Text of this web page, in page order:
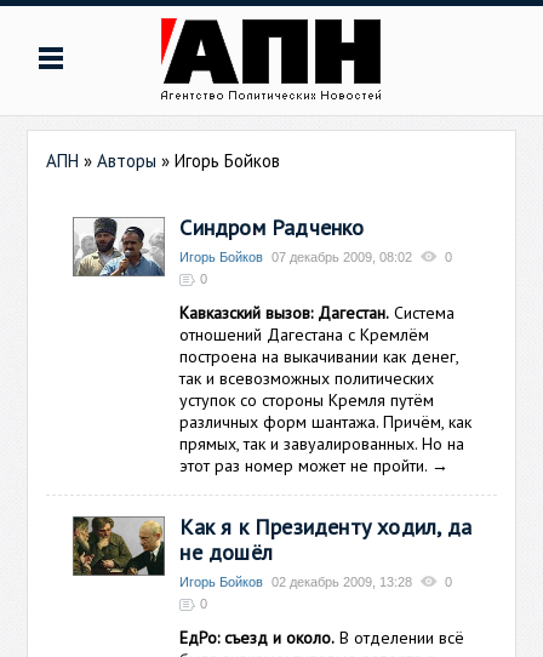
АПН »Авторы »Игорь Бойков
Синдром Радченко
Игорь Бойков 07 декабрь 2009, 08:02
0
0
Кавказский вызов: Дагестан. Система
отношений Дагестана с Кремлём
построена на выкачивании как денег,
так и всевозможных политических
уступок со стороны Кремля путём
различных форм шантажа. Причём, как
прямых, так и завуалированных. Но на
этот раз номер может не пройти. →
Как я к Президенту ходил, да
не дошёл
Игорь Бойков 02 декабрь 2009, 13:28
0
0
ЕдРо: съезд и около. В отделении всё